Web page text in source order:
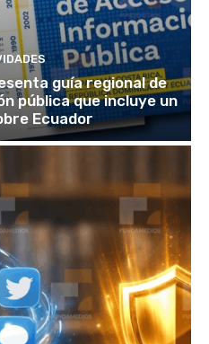
guía regional de
pública que incluye un
Ecuador